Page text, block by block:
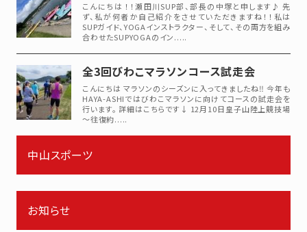
こんにちは ！！瀬田川SUP部、部長の中塚と申します♪ 先
ず、私が何者か自己紹介をさせていただきますね！！私は
SUPガイド、YOGAインストラクター、そして、その両方を組み
合わせたSUPYOGAのイン.....
全3回びわこマラソンコース試走会
こんにちは マラソンのシーズンに入ってきましたね‼ 今年も
HAYA-ASHIではびわこマラソンに向けてコースの試走会を
行います。 詳細はこちらです↓ 12月10日皇子山陸上競技場
～往復約.....
中山スポーツ
お知らせ